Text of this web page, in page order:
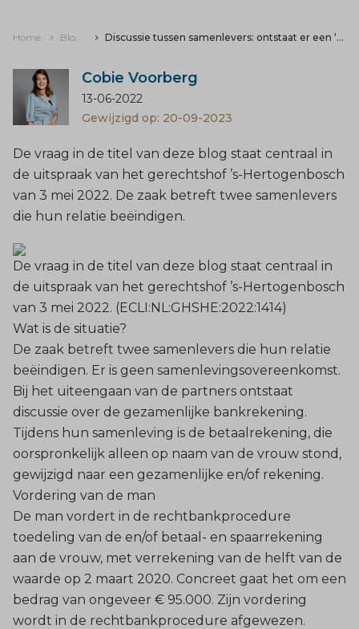
Home Discussie tussen samenlevers: ontstaat er een ‘eenvoudige gemeenschap’ door een en/of rekening?
Cobie Voorberg
13-06-2022
Gewijzigd op: 20-09-2023
De vraag in de titel van deze blog staat centraal in
de uitspraak van het gerechtshof ’s-Hertogenbosch
van 3 mei 2022. De zaak betreft twee samenlevers
die hun relatie beëindigen.
De vraag in de titel van deze blog staat centraal in
de uitspraak van het gerechtshof ’s-Hertogenbosch
van 3 mei 2022. (ECLI:NL:GHSHE:2022:1414)
Wat is de situatie?
De zaak betreft twee samenlevers die hun relatie
beëindigen. Er is geen samenlevingsovereenkomst.
Bij het uiteengaan van de partners ontstaat
discussie over de gezamenlijke bankrekening.
Tijdens hun samenleving is de betaalrekening, die
oorspronkelijk alleen op naam van de vrouw stond,
gewijzigd naar een gezamenlijke en/of rekening.
Vordering van de man
De man vordert in de rechtbankprocedure
toedeling van de en/of betaal- en spaarrekening
aan de vrouw, met verrekening van de helft van de
waarde op 2 maart 2020. Concreet gaat het om een
bedrag van ongeveer € 95.000. Zijn vordering
wordt in de rechtbankprocedure afgewezen.